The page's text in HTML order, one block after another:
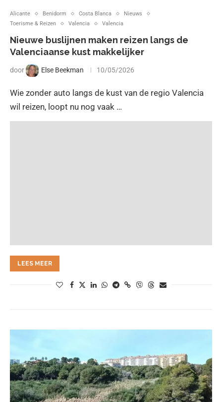
Alicante Benidorm Costa Blanca
Nieuws
Toerisme & Reizen
Valencia Valencia
Nieuwe buslijnen maken reizen langs de
Valenciaanse kust makkelijker
door Else Beekman 10/05/2026
Wie zonder auto langs de kust van de regio Valencia
wil reizen, loopt nu nog vaak …
LEES MEER